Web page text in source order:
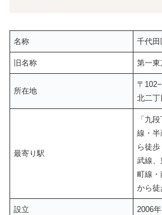
名称 千代
旧名称 第一東
所在地
〒
北二
最寄り駅
「九
線・
ら徒
武線
町線・
から徒
設立 2006年